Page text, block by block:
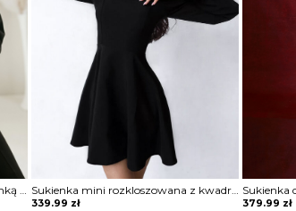
Koszula zapinana na guziki z koronką Sae Sukienka mini rozkloszowana z kwadratowym dekoltem Blagica
339.99 zł 379.99 zł